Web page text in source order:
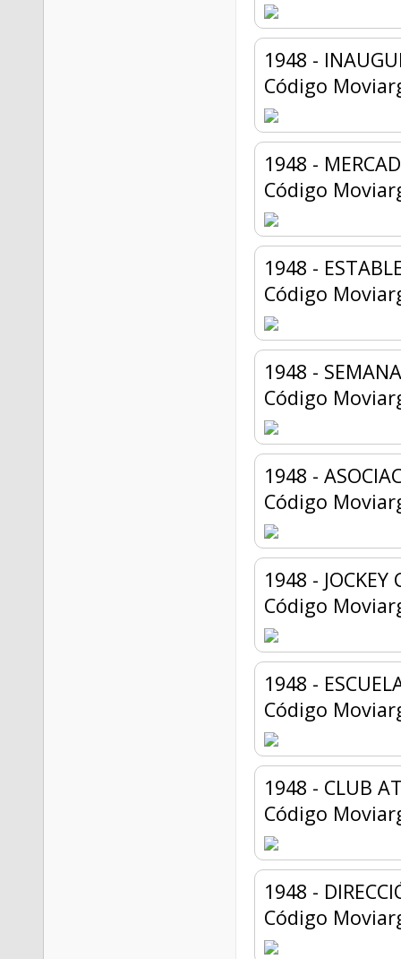
1948 -
Código
1948 -
Código
1948 -
Código
1948 -
Código
1948 -
Código
1948 - JOCKEY
Código
1948 -
Código
1948 - CLUB
Código
1948 -
Código